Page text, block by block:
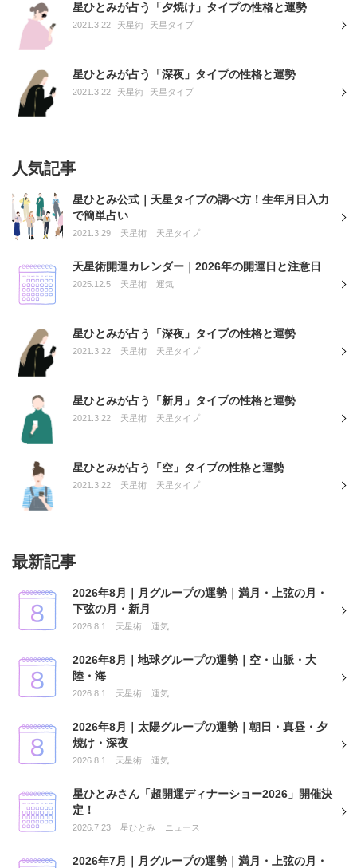
星ひとみが占う「夕焼け」タイプの性格と運勢
2021.3.22 天星術 天星タイプ
星ひとみが占う「深夜」タイプの性格と運勢
2021.3.22 天星術 天星タイプ
人気記事
星ひとみ公式｜天星タイプの調べ方！生年月日入力
で簡単占い
2021.3.29 天星術 天星タイプ
天星術開運カレンダー｜2026年の開運日と注意日
2025.12.5 天星術 運気
星ひとみが占う「深夜」タイプの性格と運勢
2021.3.22 天星術 天星タイプ
星ひとみが占う「新月」タイプの性格と運勢
2021.3.22 天星術 天星タイプ
星ひとみが占う「空」タイプの性格と運勢
2021.3.22 天星術 天星タイプ
最新記事
2026年8月｜月グループの運勢｜満月・上弦の月・
下弦の月・新月
2026.8.1 天星術 運気
2026年8月｜地球グループの運勢｜空・山脈・大
陸・海
2026.8.1 天星術 運気
2026年8月｜太陽グループの運勢｜朝日・真昼・夕
焼け・深夜
2026.8.1 天星術 運気
星ひとみさん「超開運ディナーショー2026」開催決
定！
2026.7.23 星ひとみ ニュース
2026年7月｜月グループの運勢｜満月・上弦の月・